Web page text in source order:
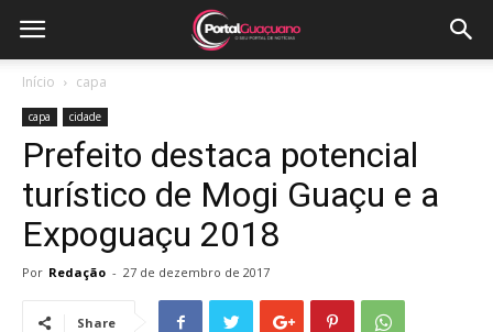
Início capa
capa cidade
Prefeito destaca potencial
turístico de Mogi Guaçu e a
Expoguaçu 2018
Por Redação - 27 de dezembro de 2017
Share